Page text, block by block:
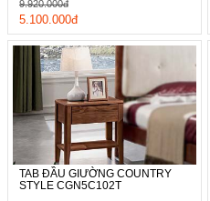
5.100.000đ
9.920.000đ
TAB ĐẦU GIƯỜNG COUNTRY
STYLE CGN5C102T